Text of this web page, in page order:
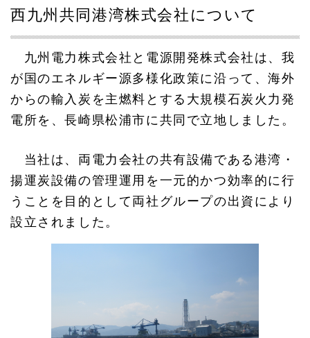
【採用情報】正規社員を2名募集しています(事務職：採用
情報ページをご覧ください)
2026.03.06
2026.01.16
【採用情報】中途社員の募集受付は終了しました
【採用情報】中途社員を募集しています（採用情報ページ
をご覧ください）
2025.06.19
【更新情報】会社概要ページを更新しました
【更新情報】会社概要ページを更新しました
西九州共同港湾株式会社について
九州電力株式会社と電源開発株式会社は、我
が国のエネルギー源多様化政策に沿って、海外
からの輸入炭を主燃料とする大規模石炭火力発
電所を、長崎県松浦市に共同で立地しました。
当社は、両電力会社の共有設備である港湾・
揚運炭設備の管理運用を一元的かつ効率的に行
うことを目的として両社グループの出資により
設立されました。